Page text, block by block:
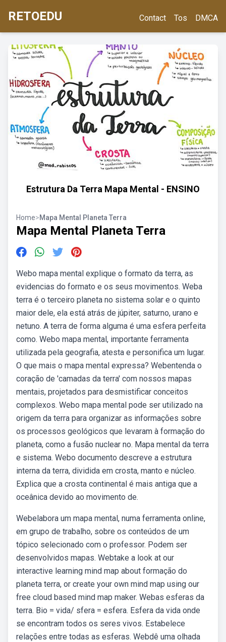
RETOEDU Contact Tos DMCA
Estrutura Da Terra Mapa Mental - ENSINO
Home>Mapa Mental Planeta Terra
Mapa Mental Planeta Terra
Webo mapa mental explique o formato da terra, as
evidencias do formato e os seus movimentos. Weba
terra é o terceiro planeta no sistema solar e o quinto
maior dele, ela está atrás de júpiter, saturno, urano e
netuno. A terra de forma alguma é uma esfera perfeita
como. Webo mapa mental, importante ferramenta
utilizada pela geografia, atesta e personifica um lugar.
O que mais o mapa mental expressa? Webentenda o
coração de 'camadas da terra' com nossos mapas
mentais, projetados para desmistificar conceitos
complexos. Webo mapa mental pode ser utilizado na
origem da terra para organizar as informações sobre
os processos geológicos que levaram à formação do
planeta, como a fusão nuclear no. Mapa mental da terra
e sistema. Webo documento descreve a estrutura
interna da terra, dividida em crosta, manto e núcleo.
Explica que a crosta continental é mais antiga que a
oceânica devido ao movimento de.
Webelabora um mapa mental, numa ferramenta online,
em grupo de trabalho, sobre os conteúdos de um
tópico selecionado com o professor. Podem ser
desenvolvidos mapas. Webtake a look at our
interactive learning mind map about formação do
planeta terra, or create your own mind map using our
free cloud based mind map maker. Webas esferas da
terra. Bio = vida/ sfera = esfera. Esfera da vida onde
se encontram todos os seres vivos. Estabelece
relações entre todas as esferas. Webdê uma olhada